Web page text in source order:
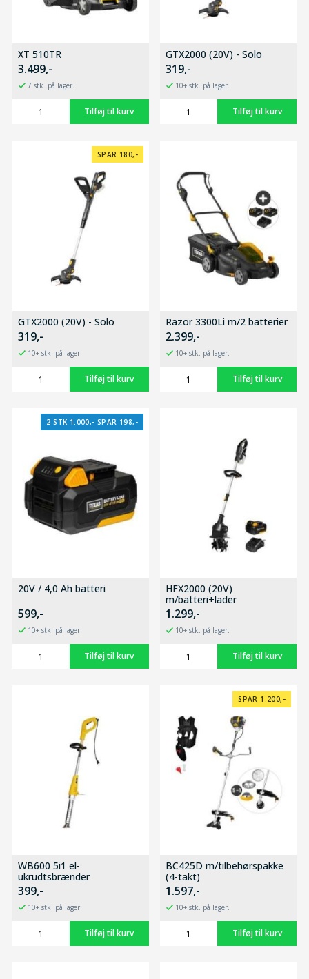
XT 510TR
3.499,-
7 stk. på lager.
GTX2000 (20V) - Solo
319,-
10+ stk. på lager.
SPAR 180,-
GTX2000 (20V) - Solo
319,-
10+ stk. på lager.
Razor 3300Li m/2 batterier
2.399,-
10+ stk. på lager.
2 STK 1.000,- SPAR 198,-
20V / 4,0 Ah batteri
599,-
10+ stk. på lager.
HFX2000 (20V)
m/batteri+lader
1.299,-
10+ stk. på lager.
WB600 5i1 el-
ukrudtsbrænder
399,-
10+ stk. på lager.
SPAR 1.200,-
BC425D m/tilbehørspakke
(4-takt)
1.597,-
10+ stk. på lager.